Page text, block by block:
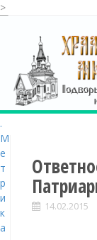
>
c
o
n
t
e
n
t
14.02.2015